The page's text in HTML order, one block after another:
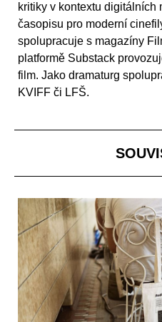
kritiky v kontextu digitálních
časopisu pro moderní
spolupracuje s magazíny
platformě Substack
film. Jako dramaturg
KVIFF či LFŠ.